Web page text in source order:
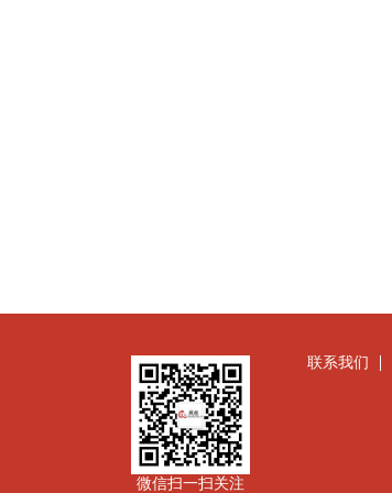
微信扫一扫关注
联系我们